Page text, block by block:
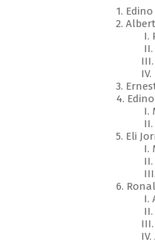
1. Edino
2. Alberto
I.
II.
III.
IV.
3.
4. Edino
I.
II.
5. Eli Jorry
I.
II.
III.
6.
I.
II.
III. Lento
IV.